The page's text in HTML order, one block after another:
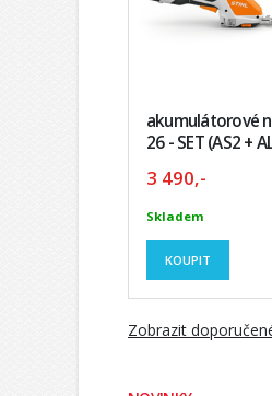
akumulátorové
26 - SET (AS2 +
3 490,-
Skladem
KOUPIT
Zobrazit